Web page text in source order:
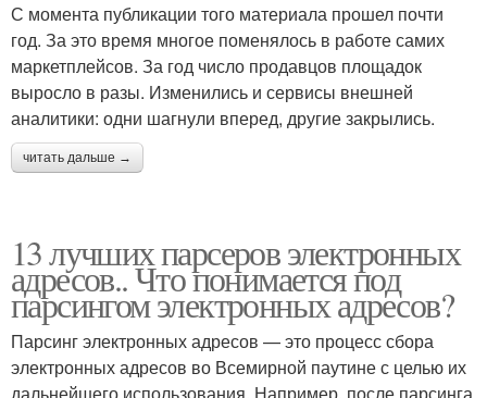
С момента публикации того материала прошел почти
год. За это время многое поменялось в работе самих
маркетплейсов. За год число продавцов площадок
выросло в разы. Изменились и сервисы внешней
аналитики: одни шагнули вперед, другие закрылись.
читать дальше →
13 лучших парсеров электронных
адресов.. Что понимается под
парсингом электронных адресов?
Парсинг электронных адресов — это процесс сбора
электронных адресов во Всемирной паутине с целью их